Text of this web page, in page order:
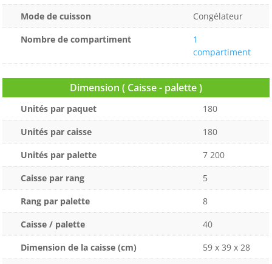
Mode de cuisson
Congélateur
Nombre de compartiment
1
compartiment
Dimension ( Caisse - palette )
Unités par paquet
180
Unités par caisse
180
Unités par palette
7 200
Caisse par rang
5
Rang par palette
8
Caisse / palette
40
Dimension de la caisse (cm)
59 x 39 x 28